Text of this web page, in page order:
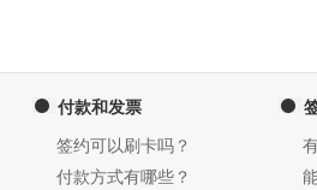
付款和发票
签约可以刷卡吗？
付款方式有哪些？